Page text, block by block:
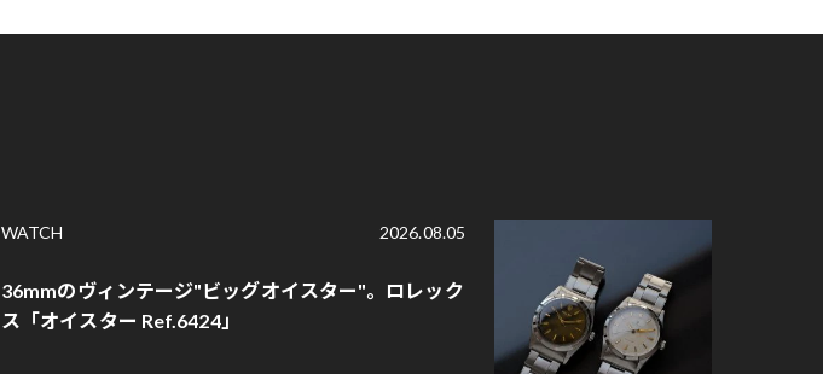
WATCH 2026.08.05
36mmのヴィンテージ"ビッグオイスター"。ロレック
ス「オイスター Ref.6424」